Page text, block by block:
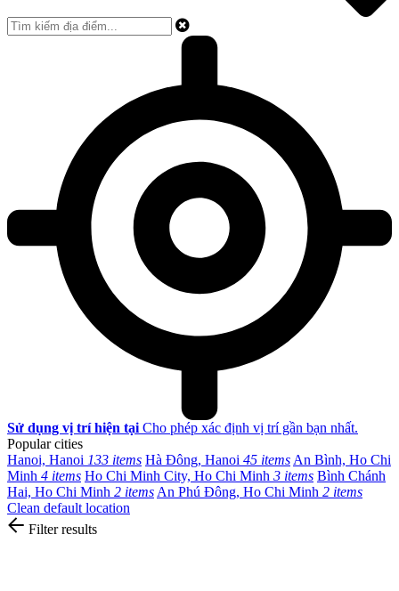
Sử dụng vị trí hiện tại Cho phép xác định vị trí gần bạn nhất.
Popular cities
Hanoi, Hanoi 133 items Hà Đông, Hanoi 45 items An Bình, Ho Chi
Minh 4 items Ho Chi Minh City, Ho Chi Minh 3 items Bình Chánh
Hai, Ho Chi Minh 2 items An Phú Đông, Ho Chi Minh 2 items
Clean default location
Filter results